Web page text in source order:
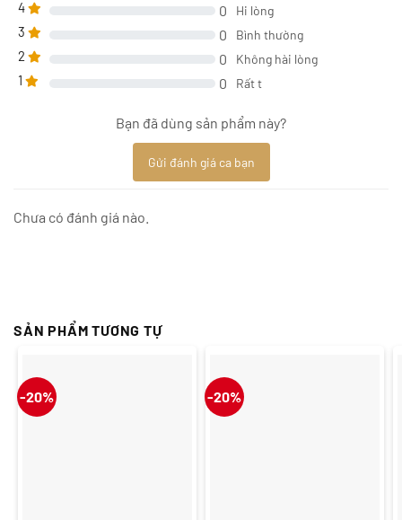
4 0 Hi lòng
3 0 Bình thường
2 0 Không hài lòng
1 0 Rất t
Bạn đã dùng sản phẩm này?
Gửi đánh giá ca bạn
Chưa có đánh giá nào.
SẢN PHẨM TƯƠNG TỰ
-20% -20%